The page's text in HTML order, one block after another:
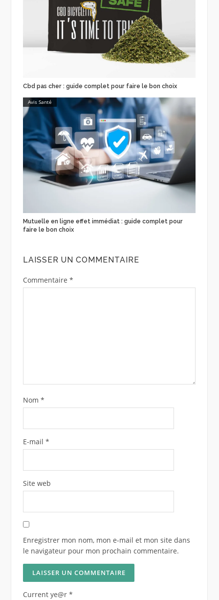
Cbd pas cher : guide complet pour faire le bon choix
Avis Santé
Mutuelle en ligne effet immédiat : guide complet pour
faire le bon choix
LAISSER UN COMMENTAIRE
Commentaire *
Nom *
E-mail *
Site web
Enregistrer mon nom, mon e-mail et mon site dans
le navigateur pour mon prochain commentaire.
Current ye@r *